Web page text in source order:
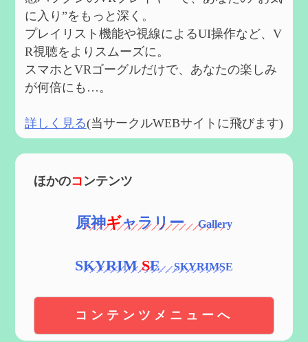
に入り”をもっと深く。
プレイリスト機能や視線によるUI操作など、V
R視聴をよりスムーズに。
スマホとVRゴーグルだけで、あなたの楽しみ
が何倍にも…。
詳しく見る(当サークルWEBサイトに飛びます)
ほかのコ ンテンツ
原神ギャラリー
SKYRIMSE
コンテンツメニューへ